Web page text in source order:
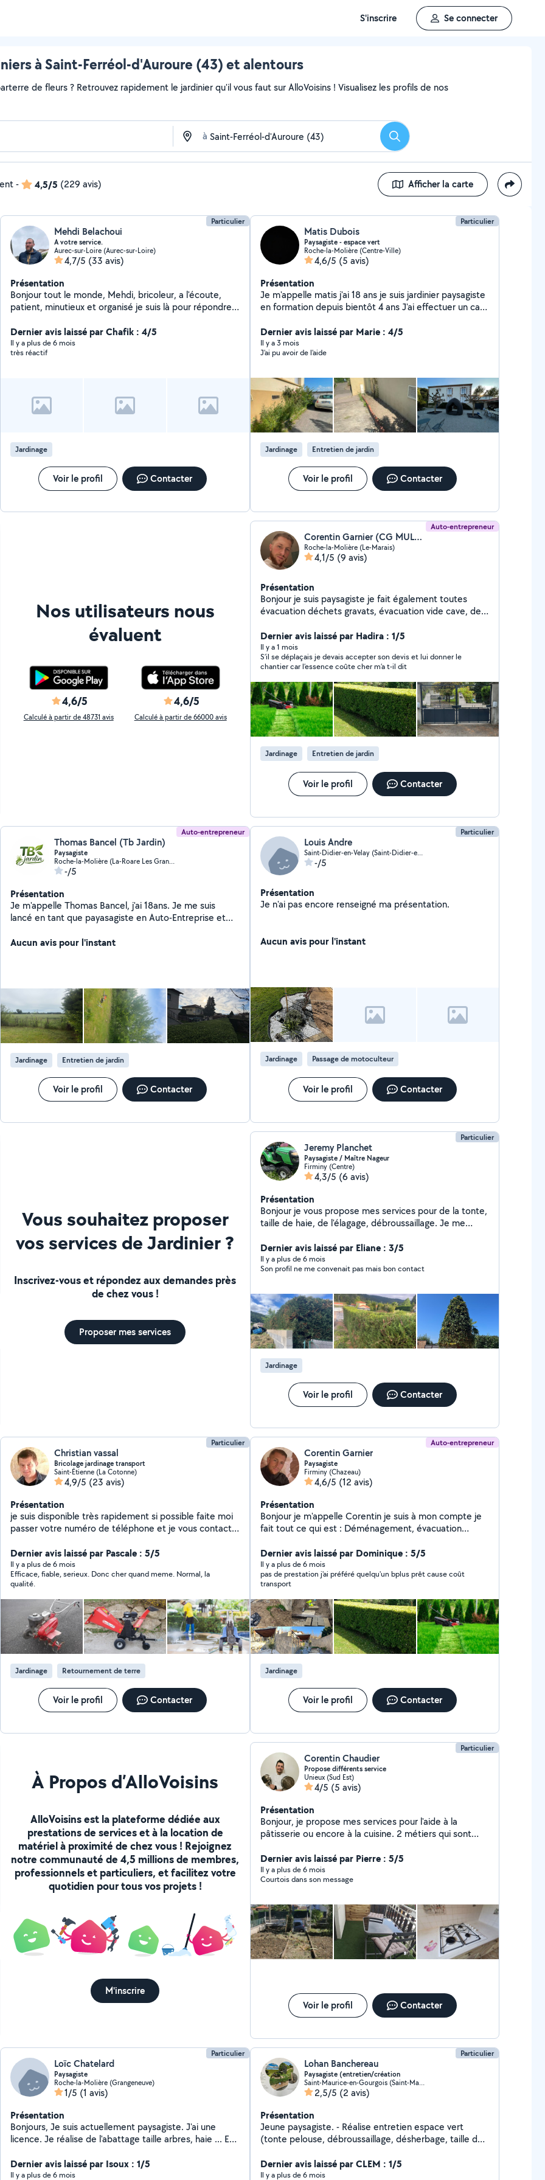
S'inscrire Se connecter
à Saint-Ferréol-d'Auroure (43) et alentours
de fleurs ? Retrouvez rapidement le jardinier qu'il vous faut sur AlloVoisins ! Visualisez les profils de nos
à Rechercher
- 4,5/5 (229 avis) Afficher la carte
Particulier
Mehdi Belachoui
A votre service.
Aurec-sur-Loire (Aurec-sur-Loire)
4,7/5 (33 avis)
Présentation
Bonjour tout le monde, Mehdi, bricoleur, a l'écoute,
patient, minutieux et organisé je suis là pour répondre à
de haie, jardinage, peinture, tapisserie, pose de
parquet, repassage, ménage, déménagement...).
N'hésitez pas à me contactez, je serai ravi d'échanger
Dernier avis laissé par Chafik : 4/5
Il y a plus de 6 mois
très réactif
Jardinage
Voir le profil Contacter
Particulier
Matis Dubois
Paysagiste - espace vert
Roche-la-Molière (Centre-Ville)
4,6/5 (5 avis)
Présentation
Je m'appelle matis j'ai 18 ans je suis jardinier paysagiste
en formation depuis bientôt 4 ans J'ai effectuer un cap
professionnel Je suis disponible pour toutes taches
concernant le jardinage et les petit travaux extérieur,
Je peut effectuer des travaux tels que taille de haies
; désherbage ; création de petits massifs ; pose de
bâches
Dernier avis laissé par Marie : 4/5
Il y a 3 mois
J'ai pu avoir de l'aide
Jardinage Entretien de jardin
Voir le profil Contacter
Nos utilisateurs nous
évaluent
4,6/5
Calculé à partir de 48731 avis
4,6/5
Calculé à partir de 66000 avis
Auto-entrepreneur
Corentin Garnier (CG MULTI SERVICES)
Roche-la-Molière (Le-Marais)
4,1/5 (9 avis)
Présentation
Bonjour je suis paysagiste je fait également toutes
évacuation déchets gravats, évacuation vide cave, de
carrelage et divers petite bricoles Contact : zéro six,
zéro deux, soixante treize, cinquante deux, quatre vingt
quattre
Dernier avis laissé par Hadira : 1/5
Il y a 1 mois
S’il se déplaçais je devais accepter son devis et lui donner le
chantier car l’essence coûte cher m’a t-il dit
Jardinage Entretien de jardin
Voir le profil Contacter
Auto-entrepreneur
Thomas Bancel (Tb Jardin)
Paysagiste
Roche-la-Molière (La-Roare Les Granges)
-/5
Présentation
Je m'appelle Thomas Bancel, j'ai 18ans. Je me suis
lancé en tant que payasagiste en Auto-Entreprise et
tonte, nettoyage de terrasse, petite plantation et
Aucun avis pour l'instant
Jardinage Entretien de jardin
Voir le profil Contacter
Particulier
Louis Andre
Saint-Didier-en-Velay (Saint-Didier-en-Velay)
-/5
Présentation
Je n'ai pas encore renseigné ma présentation.
Aucun avis pour l'instant
Jardinage Passage de motoculteur
Voir le profil Contacter
Vous souhaitez proposer
vos services de Jardinier ?
Inscrivez-vous et répondez aux demandes près
de chez vous !
Proposer mes services
Particulier
Jeremy Planchet
Paysagiste / Maître Nageur
Firminy (Centre)
4,3/5 (6 avis)
Présentation
Bonjour je vous propose mes services pour de la tonte,
taille de haie, de l'élagage, débroussaillage. Je me
enfants. N'hésitez pas à me contacter par téléphone.
Merci à bientôt
Dernier avis laissé par Eliane : 3/5
Il y a plus de 6 mois
Son profil ne me convenait pas mais bon contact
Jardinage
Voir le profil Contacter
Particulier
Christian vassal
Bricolage jardinage transport
Saint-Étienne (La Cotonne)
4,9/5 (23 avis)
Présentation
je suis disponible très rapidement si possible faite moi
passer votre numéro de téléphone et je vous contact
Dernier avis laissé par Pascale : 5/5
Il y a plus de 6 mois
Efficace, fiable, serieux. Donc cher quand meme. Normal, la
qualité.
Jardinage Retournement de terre
Voir le profil Contacter
Auto-entrepreneur
Corentin Garnier
Paysagiste
Firminy (Chazeau)
4,6/5 (12 avis)
Présentation
Bonjour je m'appelle Corentin je suis à mon compte je
fait tout ce qui est : Déménagement, évacuation
élagage et abattage d'arbres) Netoyage façade
Contact au : zéro six zéro deux soixante treize
cinquante deux quatre vingt quatre
Dernier avis laissé par Dominique : 5/5
Il y a plus de 6 mois
pas de prestation j'ai préféré quelqu'un bplus prêt cause coût
transport
Jardinage
Voir le profil Contacter
À Propos d’AlloVoisins
AlloVoisins est la plateforme dédiée aux
prestations de services et à la location de
matériel à proximité de chez vous ! Rejoignez
notre communauté de 4,5 millions de membres,
professionnels et particuliers, et facilitez votre
quotidien pour tous vos projets !
M'inscrire
Particulier
Corentin Chaudier
Propose différents service
Unieux (Sud Est)
4/5 (5 avis)
Présentation
Bonjour, je propose mes services pour l'aide à la
pâtisserie ou encore à la cuisine. 2 métiers qui sont
soigneux donc je propose mes services également
pour du ménage, du repassage, entretien d'espaces
verts, debarassement de maison, déménagement et
Dernier avis laissé par Pierre : 5/5
Il y a plus de 6 mois
Courtois dans son message
Voir le profil Contacter
Particulier
Loïc Chatelard
Paysagiste
Roche-la-Molière (Grangeneuve)
1/5 (1 avis)
Présentation
Bonjours, Je suis actuellement paysagiste. J'ai une
licence. Je réalise de l'abattage taille arbres, haie ... Et
Dernier avis laissé par Isoux : 1/5
Il y a plus de 6 mois
Particulier
Lohan Banchereau
Paysagiste (entretien/création
Saint-Maurice-en-Gourgois (Saint-Maurice-en-Gourgois)
2,5/5 (2 avis)
Présentation
Jeune paysagiste. - Réalise entretien espace vert
(tonte pelouse, débroussaillage, désherbage, taille de
bordure, création massif, plantation, pose de bâche
massif).
Dernier avis laissé par CLEM : 1/5
Il y a plus de 6 mois